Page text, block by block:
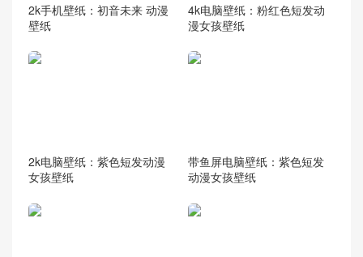
2k手机壁纸：初音未来 动漫
壁纸
4k电脑壁纸：粉红色短发动
漫女孩壁纸
2k电脑壁纸：紫色短发动漫
女孩壁纸
带鱼屏电脑壁纸：紫色短发
动漫女孩壁纸